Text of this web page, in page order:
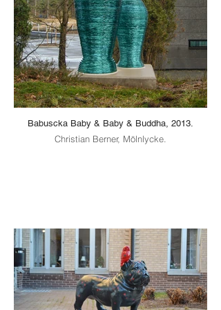
Babuscka Baby & Baby & Buddha, 2013.
Christian Berner, Mölnlycke.